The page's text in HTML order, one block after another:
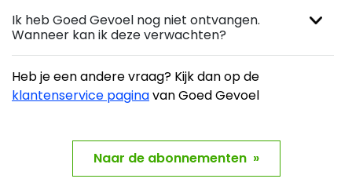
Ik heb Goed Gevoel nog niet ontvangen.
Wanneer kan ik deze verwachten?
Heb je een andere vraag? Kijk dan op de
klantenservice paginavan Goed Gevoel
Naar de abonnementen »